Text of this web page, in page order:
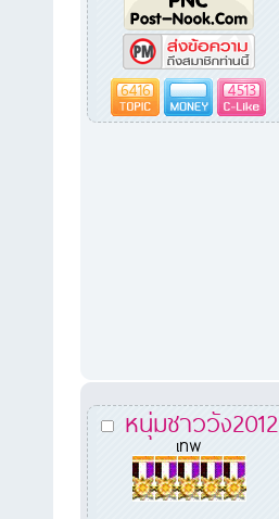
6416 4513
หนุ่มชาววัง2012
เทพ